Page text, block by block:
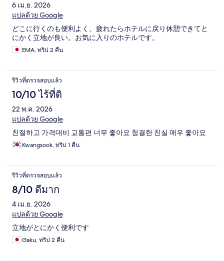
6 เม.ย. 2026
แปลด้วย Google
どこに行くのも便利よく、疲れたらホテルに戻り休憩できてと
にかく立地が良い。お気に入りのホテルです。
EMA, ทริป 2 คืน
รีวิวที่ตรวจสอบแล้ว
10/10 ไร้ที่ติ
22 พ.ค. 2026
แปลด้วย Google
친절하고 가격대비 교통편 너무 좋아요 청결한 친실 매우 좋아요
Kwangsook, ทริป 1 คืน
รีวิวที่ตรวจสอบแล้ว
8/10 ดีมาก
4 เม.ย. 2026
แปลด้วย Google
立地がとにかく便利です
Gaku, ทริป 2 คืน